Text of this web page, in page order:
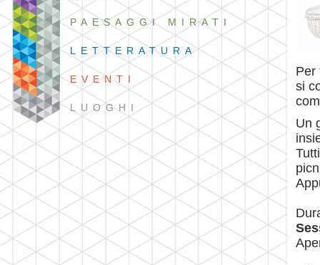
PAESAGGI MIRATI
LETTERATURA
EVENTI
LUOGHI
Per
si
Un